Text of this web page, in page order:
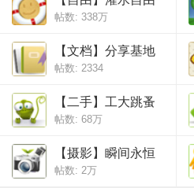
式
帖数: 338万
【文档】分享基地
帖数: 2334
【二手】工大跳蚤
帖数: 68万
【摄影】瞬间永恒
帖数: 2万